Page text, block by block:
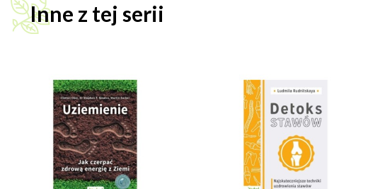
Inne z tej serii